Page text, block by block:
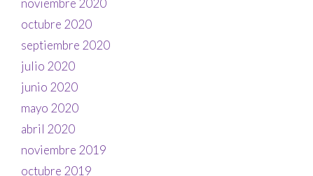
noviembre 2020
octubre 2020
septiembre 2020
julio 2020
junio 2020
mayo 2020
abril 2020
noviembre 2019
octubre 2019